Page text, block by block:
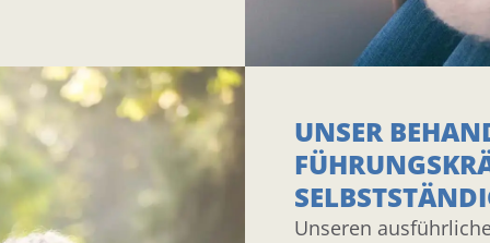
UNSER
Unseren